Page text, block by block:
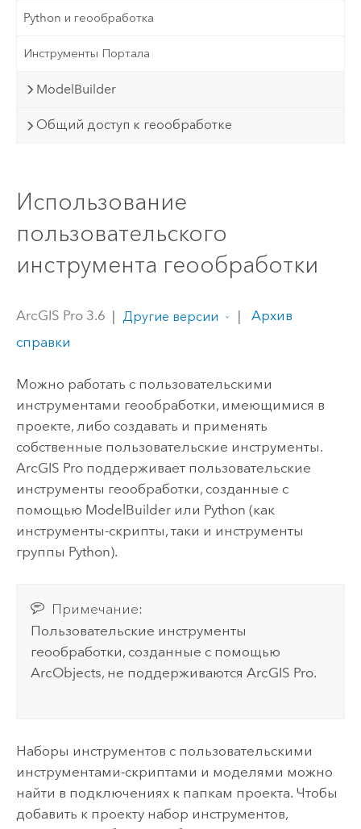
Python и геообработка
Инструменты Портала
ModelBuilder
Общий доступ к геообработке
Использование
пользовательского
инструмента геообработки
ArcGIS Pro 3.6 | Другие версии |
Архив
справки
Можно работать с пользовательскими
инструментами геообработки, имеющимися в
проекте, либо создавать и применять
собственные пользовательские инструменты.
ArcGIS Proподдерживает пользовательские
инструменты геообработки, созданные с
помощью ModelBuilderили Python (как
инструменты-скрипты, таки и инструменты
группы Python).
Примечание:
Пользовательские инструменты
геообработки, созданные с помощью
ArcObjects, не поддерживаютсяArcGIS Pro.
Наборы инструментов с пользовательскими
инструментами-скриптами и моделями можно
найти в подключениях к папкам проекта. Чтобы
добавить к проекту набор инструментов,